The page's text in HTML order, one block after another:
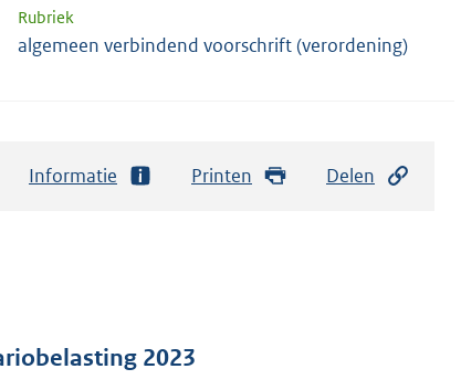
Rubriek
algemeen verbindend voorschrift (verordening)
Informatie Printen Delen
2023